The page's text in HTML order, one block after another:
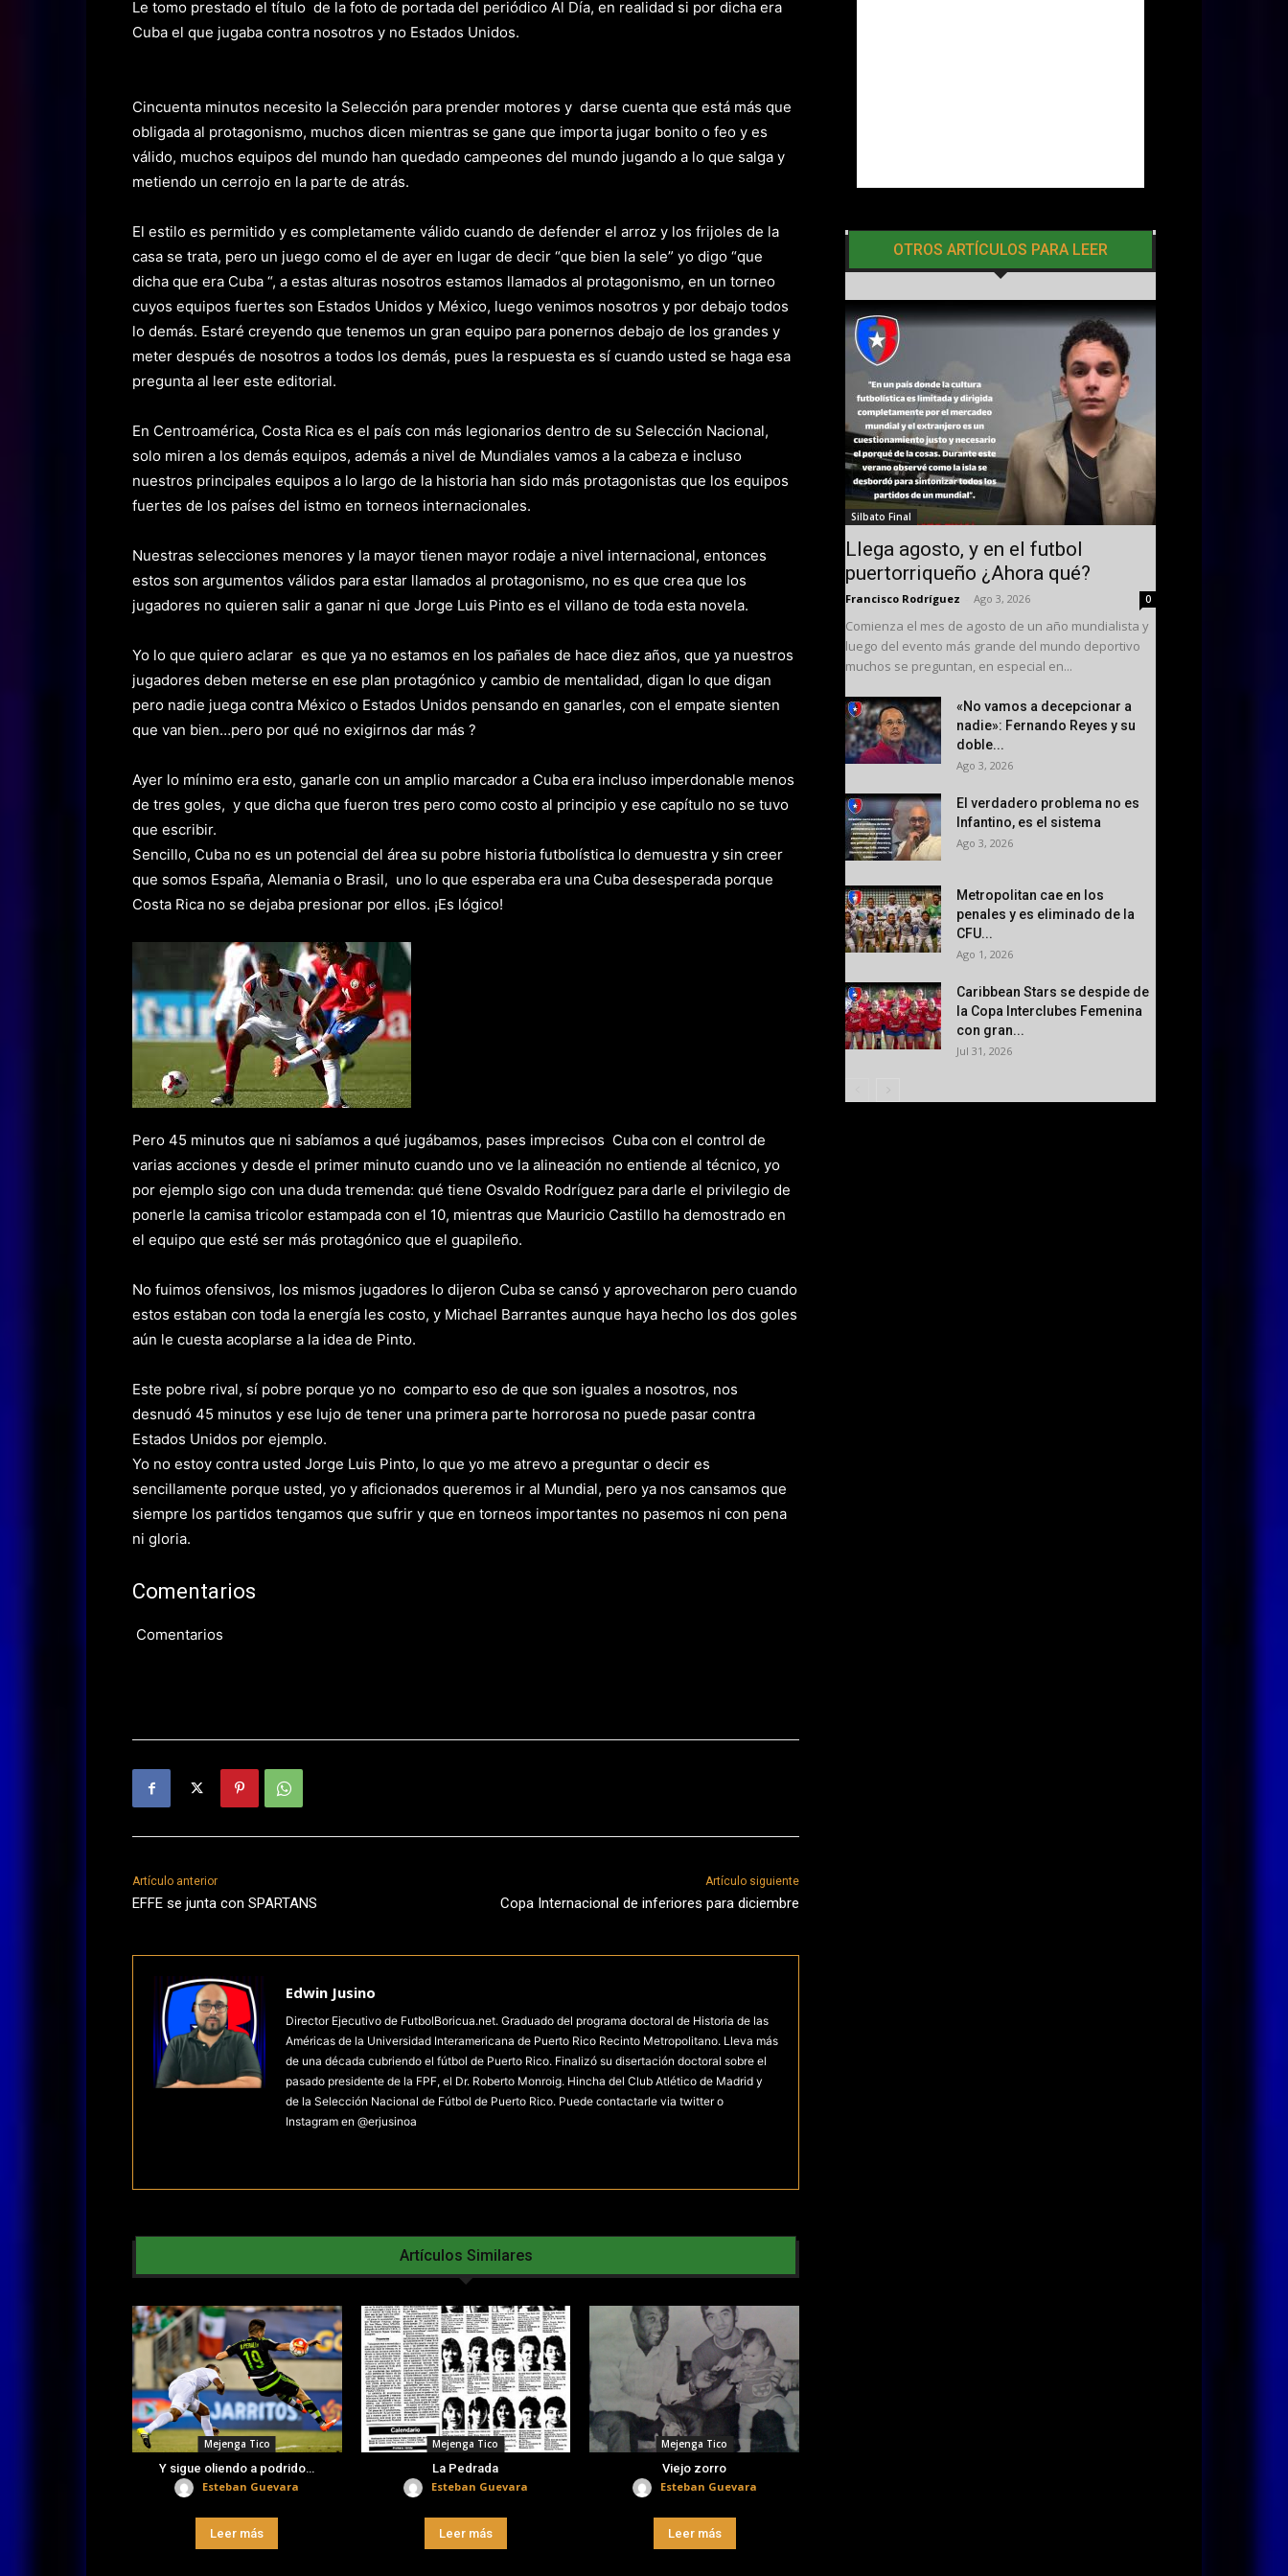
Le tomo prestado el título de la foto de portada del periódico Al Día, en realidad si por dicha era
Cuba el que jugaba contra nosotros y no Estados Unidos.
Cincuenta minutos necesito la Selección para prender motores y darse cuenta que está más que
obligada al protagonismo, muchos dicen mientras se gane que importa jugar bonito o feo y es
válido, muchos equipos del mundo han quedado campeones del mundo jugando a lo que salga y
metiendo un cerrojo en la parte de atrás.
El estilo es permitido y es completamente válido cuando de defender el arroz y los frijoles de la
casa se trata, pero un juego como el de ayer en lugar de decir “que bien la sele” yo digo “que
dicha que era Cuba “, a estas alturas nosotros estamos llamados al protagonismo, en un torneo
cuyos equipos fuertes son Estados Unidos y México, luego venimos nosotros y por debajo todos
lo demás. Estaré creyendo que tenemos un gran equipo para ponernos debajo de los grandes y
meter después de nosotros a todos los demás, pues la respuesta es sí cuando usted se haga esa
pregunta al leer este editorial.
En Centroamérica, Costa Rica es el país con más legionarios dentro de su Selección Nacional,
solo miren a los demás equipos, además a nivel de Mundiales vamos a la cabeza e incluso
nuestros principales equipos a lo largo de la historia han sido más protagonistas que los equipos
fuertes de los países del istmo en torneos internacionales.
Nuestras selecciones menores y la mayor tienen mayor rodaje a nivel internacional, entonces
estos son argumentos válidos para estar llamados al protagonismo, no es que crea que los
jugadores no quieren salir a ganar ni que Jorge Luis Pinto es el villano de toda esta novela.
Yo lo que quiero aclarar es que ya no estamos en los pañales de hace diez años, que ya nuestros
jugadores deben meterse en ese plan protagónico y cambio de mentalidad, digan lo que digan
pero nadie juega contra México o Estados Unidos pensando en ganarles, con el empate sienten
que van bien…pero por qué no exigirnos dar más ?
Ayer lo mínimo era esto, ganarle con un amplio marcador a Cuba era incluso imperdonable menos
de tres goles, y que dicha que fueron tres pero como costo al principio y ese capítulo no se tuvo
que escribir.
Sencillo, Cuba no es un potencial del área su pobre historia futbolística lo demuestra y sin creer
que somos España, Alemania o Brasil, uno lo que esperaba era una Cuba desesperada porque
Costa Rica no se dejaba presionar por ellos. ¡Es lógico!
Pero 45 minutos que ni sabíamos a qué jugábamos, pases imprecisos Cuba con el control de
varias acciones y desde el primer minuto cuando uno ve la alineación no entiende al técnico, yo
por ejemplo sigo con una duda tremenda: qué tiene Osvaldo Rodríguez para darle el privilegio de
ponerle la camisa tricolor estampada con el 10, mientras que Mauricio Castillo ha demostrado en
el equipo que esté ser más protagónico que el guapileño.
No fuimos ofensivos, los mismos jugadores lo dijeron Cuba se cansó y aprovecharon pero cuando
estos estaban con toda la energía les costo, y Michael Barrantes aunque haya hecho los dos goles
aún le cuesta acoplarse a la idea de Pinto.
Este pobre rival, sí pobre porque yo no comparto eso de que son iguales a nosotros, nos
desnudó 45 minutos y ese lujo de tener una primera parte horrorosa no puede pasar contra
Estados Unidos por ejemplo.
Yo no estoy contra usted Jorge Luis Pinto, lo que yo me atrevo a preguntar o decir es
sencillamente porque usted, yo y aficionados queremos ir al Mundial, pero ya nos cansamos que
siempre los partidos tengamos que sufrir y que en torneos importantes no pasemos ni con pena
ni gloria.
Comentarios
Comentarios
Artículo anterior
EFFE se junta con SPARTANS
Artículo siguiente
Copa Internacional de inferiores para diciembre
Edwin Jusino
Director Ejecutivo de FutbolBoricua.net. Graduado del programa doctoral de Historia de las
Américas de la Universidad Interamericana de Puerto Rico Recinto Metropolitano. Lleva más
de una década cubriendo el fútbol de Puerto Rico. Finalizó su disertación doctoral sobre el
pasado presidente de la FPF, el Dr. Roberto Monroig. Hincha del Club Atlético de Madrid y
de la Selección Nacional de Fútbol de Puerto Rico. Puede contactarle via twitter o
Instagram en @erjusinoa
Artículos Similares
Mejenga Tico
Y sigue oliendo a podrido…
Esteban Guevara
Leer más
Mejenga Tico
La Pedrada
Esteban Guevara
Leer más
Mejenga Tico
Viejo zorro
Esteban Guevara
Leer más
OTROS ARTÍCULOS PARA LEER
Silbato Final
Llega agosto, y en el futbol
puertorriqueño ¿Ahora qué?
Francisco Rodríguez Ago 3, 2026 0
Comienza el mes de agosto de un año mundialista y
luego del evento más grande del mundo deportivo
muchos se preguntan, en especial en...
«No vamos a decepcionar a
nadie»: Fernando Reyes y su
doble...
Ago 3, 2026
El verdadero problema no es
Infantino, es el sistema
Ago 3, 2026
Metropolitan cae en los
penales y es eliminado de la
CFU...
Ago 1, 2026
Caribbean Stars se despide de
la Copa Interclubes Femenina
con gran...
Jul 31, 2026